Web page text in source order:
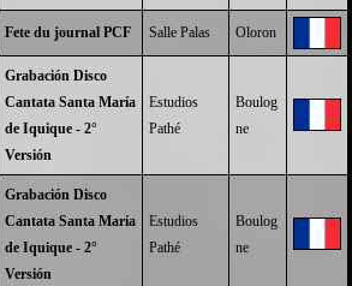
Fete du journal PCF Salle Palas Oloron
Grabación Disco
Cantata Santa María
de Iquique - 2°
Versión
Estudios
Pathé
Boulog
ne
Grabación Disco
Cantata Santa María
de Iquique - 2°
Versión
Estudios
Pathé
Boulog
ne